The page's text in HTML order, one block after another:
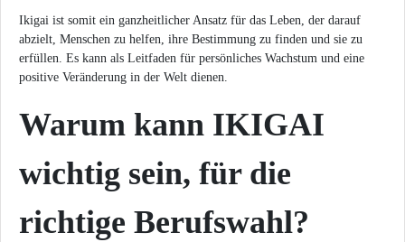
Ikigai ist somit ein ganzheitlicher Ansatz für das Leben, der darauf
abzielt, Menschen zu helfen, ihre Bestimmung zu finden und sie zu
erfüllen. Es kann als Leitfaden für persönliches Wachstum und eine
positive Veränderung in der Welt dienen.
Warum kann IKIGAI
wichtig sein, für die
richtige Berufswahl?